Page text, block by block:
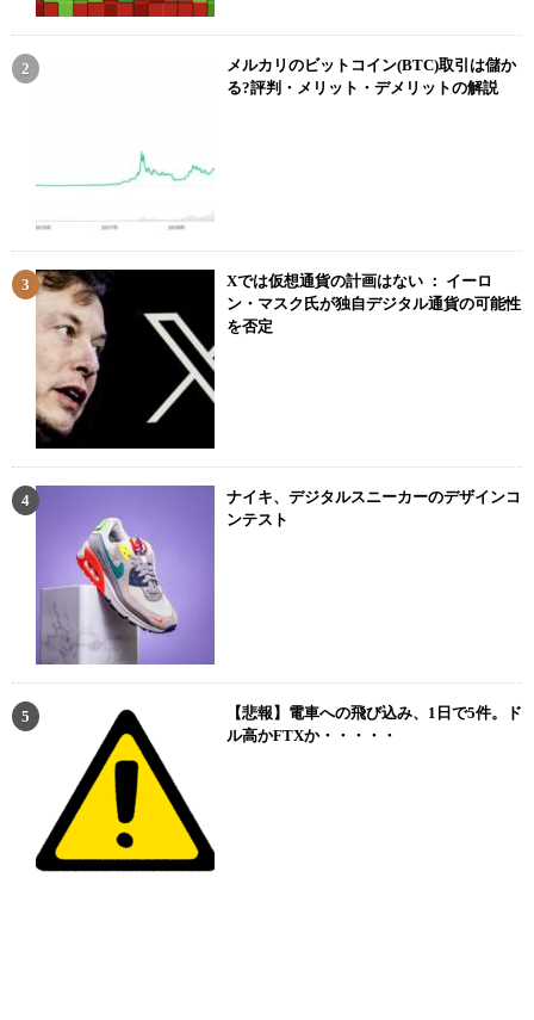
メルカリのビットコイン(BTC)取引は儲か
る?評判・メリット・デメリットの解説
Xでは仮想通貨の計画はない ： イーロ
ン・マスク氏が独自デジタル通貨の可能性
を否定
ナイキ、デジタルスニーカーのデザインコ
ンテスト
【悲報】電車への飛び込み、1日で5件。ド
ル高かFTXか・・・・・